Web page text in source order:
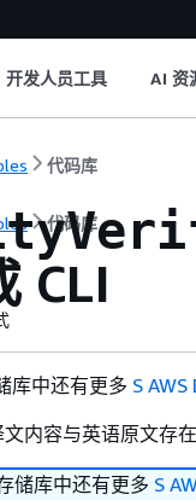
开发人员工具 AI 资
代码库
代码库
CLI
库中还有更多 S AWS
内容与英语原文存
储库中还有更多 S